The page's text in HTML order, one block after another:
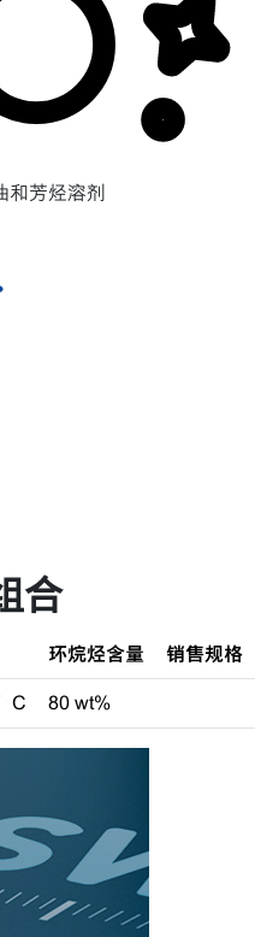
芳烃溶剂
合
环烷烃含量 销售规格
80 wt%